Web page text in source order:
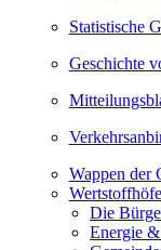
Statistische
Geschichte
Wappen der
Die
Energie